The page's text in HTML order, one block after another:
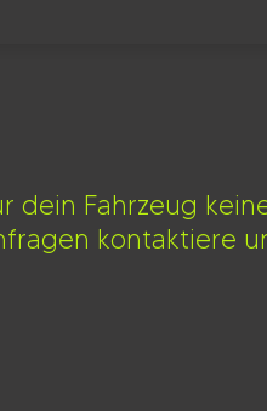
dein Fahrzeug
kontaktiere